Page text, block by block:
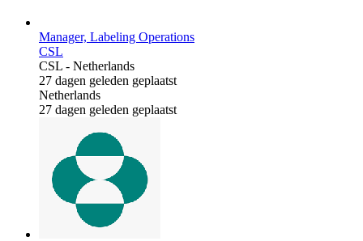
Manager, Labeling Operations
CSL
CSL - Netherlands
27 dagen geleden geplaatst
Netherlands
27 dagen geleden geplaatst